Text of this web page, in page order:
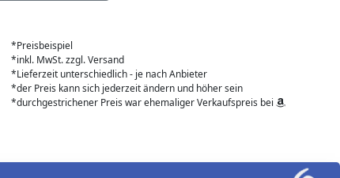
*Preisbeispiel
*inkl. MwSt. zzgl. Versand
*Lieferzeit unterschiedlich - je nach Anbieter
*der Preis kann sich jederzeit ändern und höher sein
*durchgestrichener Preis war ehemaliger Verkaufspreis bei